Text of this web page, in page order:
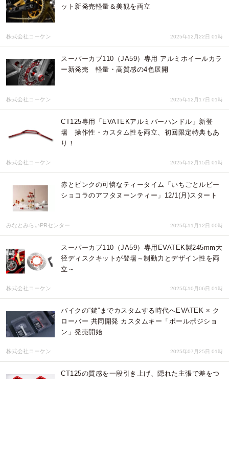
ット新発売軽量＆美観を両立
株式会社コーケン 2025年12月22日 01時
スーパーカブ110（JA59）専用 アルミホイールカラ
ー新発売 軽量・高質感の4色展開
株式会社コーケン 2025年12月17日 01時
CT125専用「EVATEKアルミバーハンドル」新登
場 操作性・カスタム性を両立、初回限定特典もあ
り！
株式会社コーケン 2025年12月15日 01時
赤とピンクの可憐なティータイム「いちごとルビー
ショコラのアフタヌーンティー」12/1(月)スタート
みなとみらいPRセンター 2025年11月12日 00時
スーパーカブ110（JA59）専用EVATEK製245mm大
径ディスクキットが登場～制動力とデザイン性を両
立～
株式会社コーケン 2025年10月06日 01時
バイクの“鍵”までカスタムする時代へEVATEK × ク
ローバー 共同開発 カスタムキー「ポールポジショ
ン」発売開始
株式会社コーケン 2025年07月25日 01時
CT125の質感を一段引き上げ、隠れた主張で差をつ